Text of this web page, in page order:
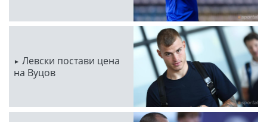
Левски постави цена
на Вуцов